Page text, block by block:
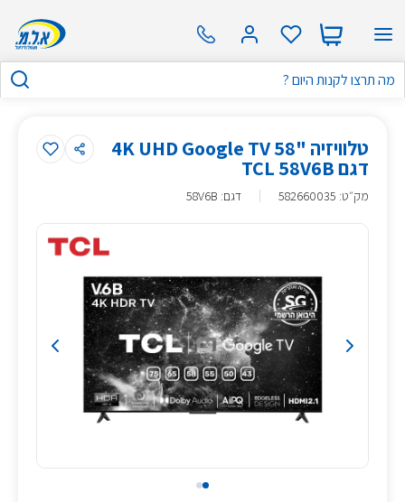
טלוויזיה "58 4K UHD Google TV
דגם TCL 58V6B
מק״ט:
582660035 דגם: 58V6B